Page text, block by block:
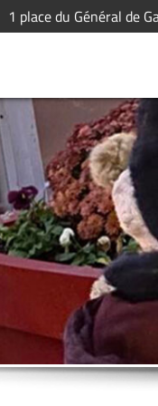
1 place du Général de